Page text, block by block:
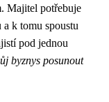
Majitel potřebuje
k tomu spoustu
pod jednou
byznys posunout